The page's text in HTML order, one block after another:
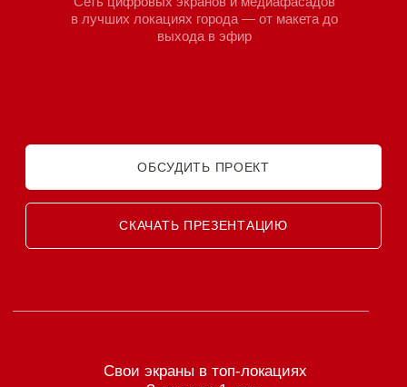
Свои экраны в топ-локациях
ОБСУДИТЬ ПРОЕКТ